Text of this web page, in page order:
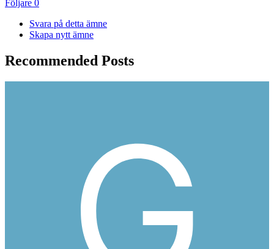
Följare 0
Svara på detta ämne
Skapa nytt ämne
Recommended Posts